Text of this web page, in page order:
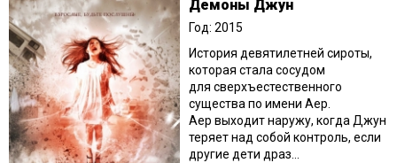
Демоны Джун
Год: 2015
История девятилетней сироты,
которая стала сосудом
для сверхъестественного
существа по имени Аер.
Аер выходит наружу, когда Джун
теряет над собой контроль, если
другие дети драз...